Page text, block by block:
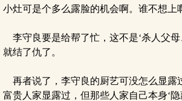
小灶可是个多么露脸的机会啊。谁不想上
李守良要是给帮了忙，这不是‘杀人父母
就结了仇了。
再者说了，李守良的厨艺可没怎么显露
富贵人家显露过，但那些人家自己本身‘